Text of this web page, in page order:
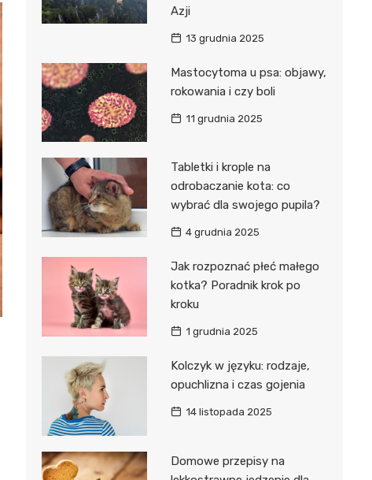
Azji
13 grudnia 2025
Mastocytoma u psa: objawy,
rokowania i czy boli
11 grudnia 2025
Tabletki i krople na
odrobaczanie kota: co
wybrać dla swojego pupila?
4 grudnia 2025
Jak rozpoznać płeć małego
kotka? Poradnik krok po
kroku
1 grudnia 2025
Kolczyk w języku: rodzaje,
opuchlizna i czas gojenia
14 listopada 2025
Domowe przepisy na